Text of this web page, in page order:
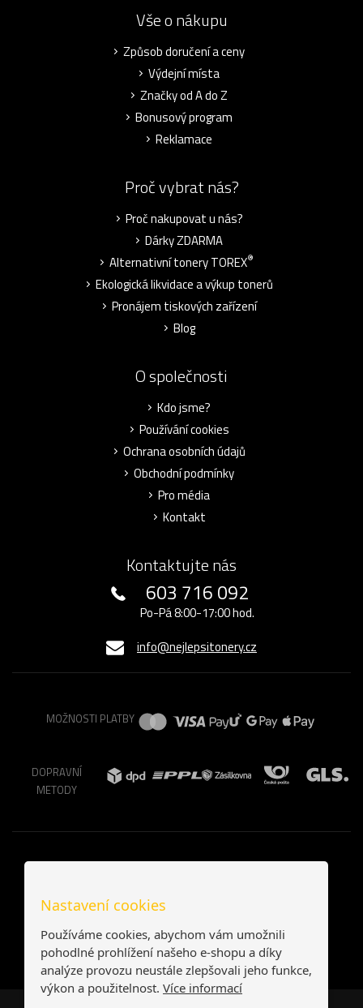
Vše o nákupu
Způsob doručení a ceny
Výdejní místa
Značky od A do Z
Bonusový program
Reklamace
Proč vybrat nás?
Proč nakupovat u nás?
Dárky ZDARMA
Alternativní tonery TOREX®
Ekologická likvidace a výkup tonerů
Pronájem tiskových zařízení
Blog
O společnosti
Kdo jsme?
Používání cookies
Ochrana osobních údajů
Obchodní podmínky
Pro média
Kontakt
Kontaktujte nás
603 716 092
Po-Pá 8:00-17:00 hod.
info@nejlepsitonery.cz
MOŽNOSTI PLATBY
DOPRAVNÍ
METODY
Nastavení cookies
Používáme cookies, abychom vám umožnili
pohodlné prohlížení našeho e-shopu a díky
analýze provozu neustále zlepšovali jeho funkce,
výkon a použitelnost. Více informací